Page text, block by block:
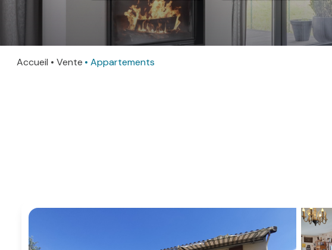
LOCATIVE
De l'immo pro
Accueil Vente Appartements